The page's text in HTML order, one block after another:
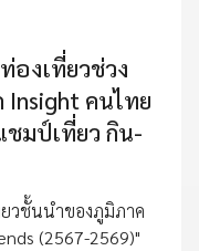
องเที่ยวช่วง
Insight คนไทย
ชมป์เที่ยว กิน-
ยวชั้นนำของภูมิภาค
(2567-2569)"